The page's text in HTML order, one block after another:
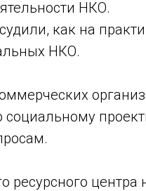
НКО.
как на
НКО.
ресурсного